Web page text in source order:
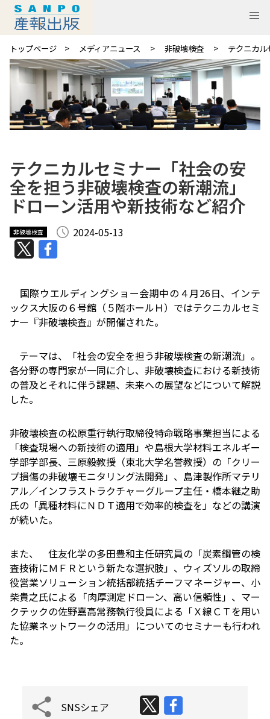
トップページ メディアニュース 非破壊検査 テクニカ
テクニカルセミナー「社会の安
全を担う非破壊検査の新潮流」
ドローン活用や新技術など紹介
非破壊検査 2024-05-13
国際ウエルディングショー会期中の４月26日、インテ
ックス大阪の６号館（５階ホールＨ）ではテクニカルセミ
ナー『非破壊検査』が開催された。
テーマは、「社会の安全を担う非破壊検査の新潮流」。
各分野の専門家が一同に介し、非破壊検査における新技術
の普及とそれに伴う課題、未来への展望などについて解説
した。
非破壊検査の松原重行執行取締役特命戦略事業担当による
「検査現場への新技術の適用」や島根大学材料エネルギー
学部学部長、三原毅教授（東北大学名誉教授）の「クリー
プ損傷の非破壊モニタリング法開発」、島津製作所マテリ
アル／インフラストラクチャーグループ主任・橋本継之助
氏の「異種材料にＮＤＴ適用で効率的検査を」などの講演
が続いた。
また、 住友化学の多田豊和主任研究員の「炭素鋼管の検
査技術にＭＦＲという新たな選択肢」、ウィズソルの取締
役営業ソリューション統括部統括チーフマネージャー、小
柴貴之氏による「肉厚測定ドローン、高い信頼性」、マー
クテックの佐野嘉高常務執行役員による「Ｘ線ＣＴを用い
た協業ネットワークの活用」についてのセミナーも行われ
た。
SNSシェア